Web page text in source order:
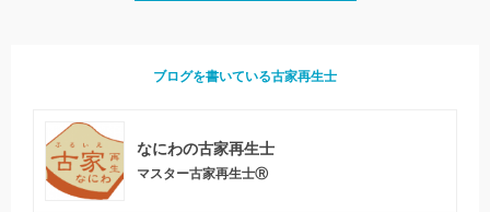
ブログを書いている古家再生士
なにわの古家再生士
マスター古家再生士Ⓡ